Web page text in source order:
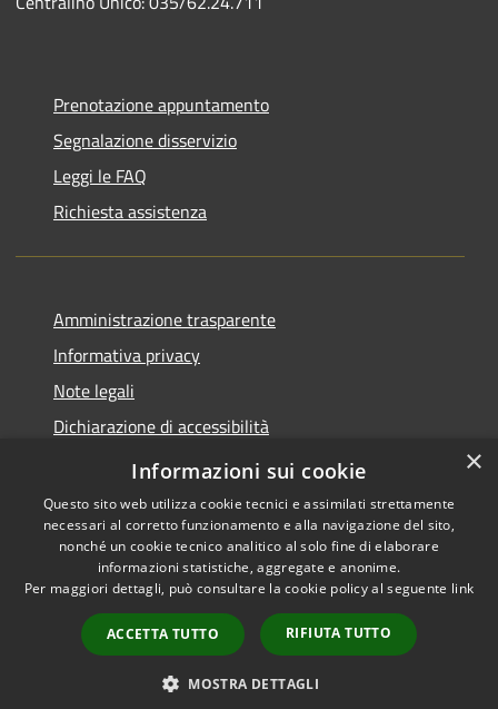
Prenotazione appuntamento
Segnalazione disservizio
Leggi le FAQ
Richiesta assistenza
Amministrazione trasparente
Informativa privacy
Note legali
Dichiarazione di accessibilità
Piano di miglioramento del sito
Accessibilità
Copyright © 2026 • Comune di
Dalmine • Powered by
Municipium•
Accesso
redazione
×
Informazioni sui cookie
Questo sito web utilizza cookie tecnici e assimilati strettamente
necessari al corretto funzionamento e alla navigazione del sito,
nonché un cookie tecnico analitico al solo fine di elaborare
informazioni statistiche, aggregate e anonime.
Per maggiori dettagli, può consultare la cookie policy al seguente link
ACCETTA TUTTO RIFIUTA TUTTO
MOSTRA DETTAGLI